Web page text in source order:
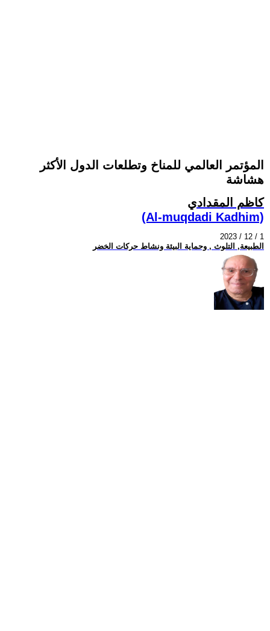
المؤتمر العالمي للمناخ وتطلعات الدول الأكثر
هشاشة
كاظم المقدادي
(Al-muqdadi Kadhim)
2023 / 12 / 1
الطبيعة, التلوث , وحماية البيئة ونشاط حركات الخضر